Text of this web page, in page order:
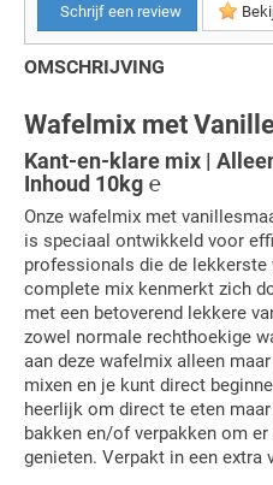
Schrijf een review
OMSCHRIJVING
Wafelmix met
Kant-en-klare mix |
Inhoud 10kg ℮
Onze wafelmix met
is speciaal ontwikkeld voor
professionals die de
complete mix kenmerkt zich
met een betoverend lekkere
zowel normale rechthoekige
aan deze wafelmix alleen
mixen en je kunt direct
heerlijk om direct te eten
bakken en/of verpakken om
genieten. Verpakt in een extra